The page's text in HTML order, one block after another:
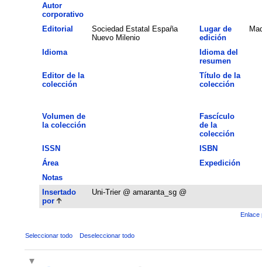
Autor
corporativo
Editorial
Sociedad Estatal España
Nuevo Milenio
Lugar de
edición
Idioma
Idioma del
resumen
Editor de la
colección
Título de la
colección
Volumen de
la colección
Fascículo
de la
colección
ISSN
ISBN
Área
Expedición
Notas
Insertado
por
Uni-Trier @ amaranta_sg @
Enlace
Seleccionar todo Deseleccionar todo